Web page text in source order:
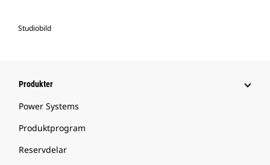
Studiobild
Produkter
Power Systems
Produktprogram
Reservdelar